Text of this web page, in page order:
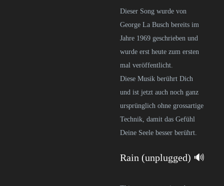
Dieser Song wurde von
George La Busch bereits im
Jahre 1969 geschrieben und
wurde erst heute zum ersten
mal veröffentlicht.
Diese Musik berührt Dich
und ist jetzt auch noch ganz
ursprünglich ohne grossartige
Technik, damit das Gefühl
Deine Seele besser berührt.
Rain (unplugged) 🔊